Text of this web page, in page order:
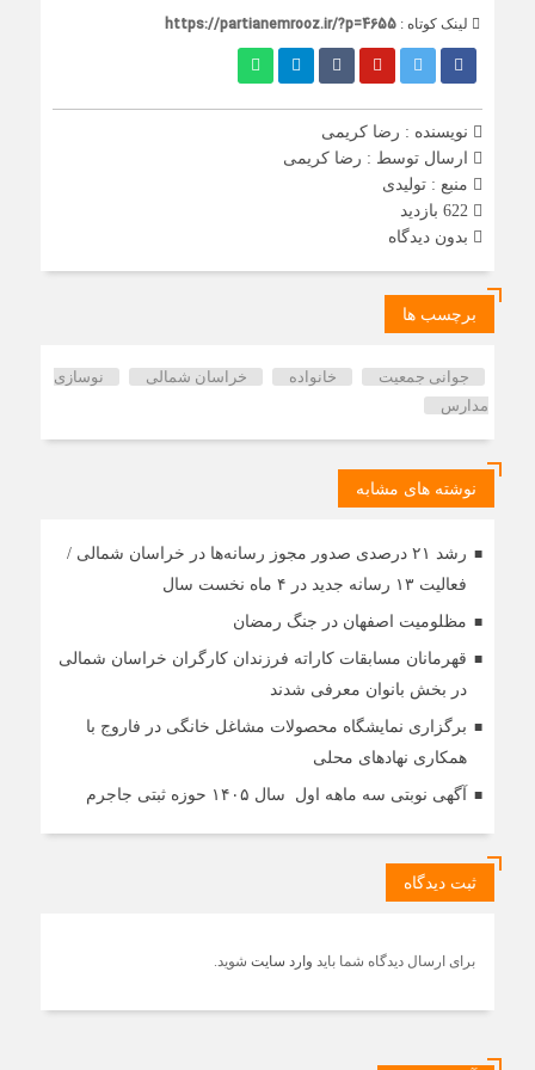
لینک کوتاه : https://partianemrooz.ir/?p=4655
نویسنده : رضا کریمی
ارسال توسط : رضا کریمی
منبع : تولیدی
بدون دیدگاه
برچسب ها
جوانی جمعیت خانواده خراسان شمالی
نوسازی
مدارس
نوشته های مشابه
رشد ۲۱ درصدی صدور مجوز رسانه‌ها در خراسان شمالی /
فعالیت ۱۳ رسانه جدید در ۴ ماه نخست سال
مظلومیت اصفهان در جنگ رمضان
قهرمانان مسابقات کاراته فرزندان کارگران خراسان شمالی
در بخش بانوان معرفی شدند
برگزاری نمایشگاه محصولات مشاغل خانگی در فاروج با
همکاری نهادهای محلی
آگهی نوبتی سه ماهه اول سال ۱۴۰۵ حوزه ثبتی جاجرم
ثبت دیدگاه
برای ارسال دیدگاه شما باید وارد سایت شوید.